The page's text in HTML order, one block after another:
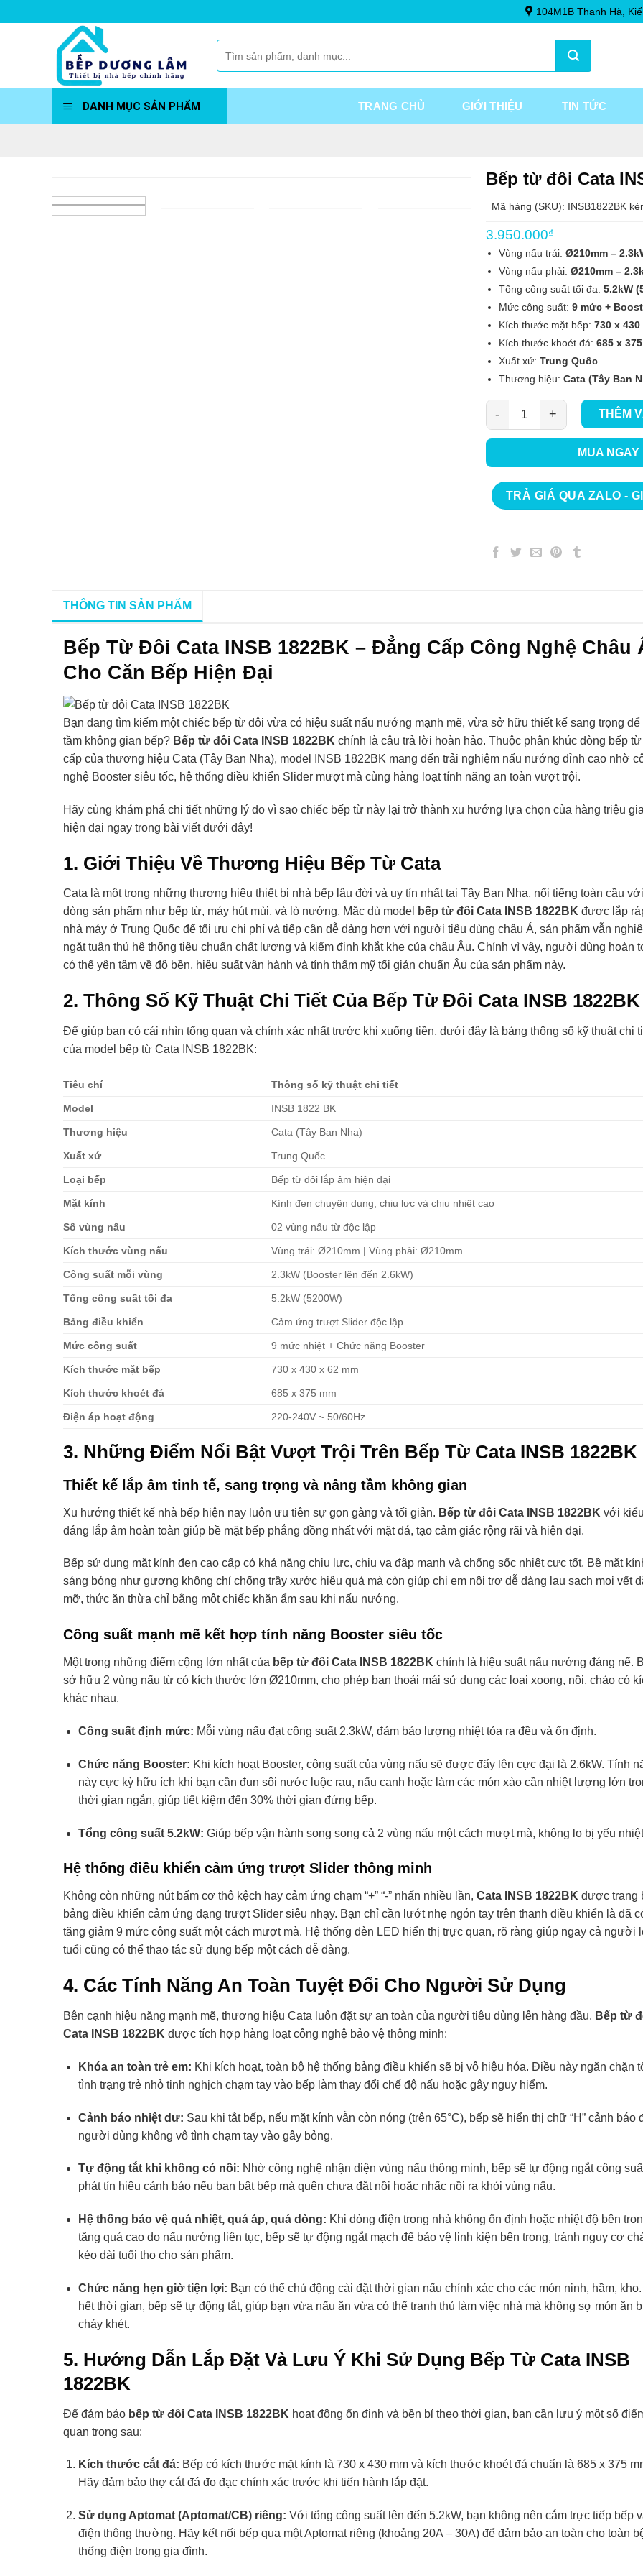
to
104M1B Thanh Hà,
Tìm
kiếm:
DANH MỤC SẢN PHẨM TRANG CHỦ GIỚI THIỆU TIN TỨC
Bếp từ đôi Cata
Mã hàng (SKU): INSB1822BK
3.950.000₫
Vùng nấu trái:Ø210mm –
Vùng nấu phải:Ø210mm –
Tổng công suất tối đa:5.2kW
Mức công suất:9 mức +
Kích thước mặt bếp:730 x 430
Kích thước khoét đá:685 x
Xuất xứ:Trung Quốc
Thương hiệu:Cata (Tây Ban
Bếp từ đôi Cata INSB 1822BK
THÊM
MUA NGAY
TRẢ GIÁ QUA ZALO -
THÔNG TIN SẢN PHẨM
Bếp Từ Đôi Cata INSB 1822BK – Đẳng Cấp Công Nghệ Châu
Cho Căn Bếp Hiện Đại
Bạn đang tìm kiếm một chiếc bếp từ đôi vừa có hiệu suất nấu nướng mạnh mẽ, vừa sở hữu thiết kế sang trọng để
tầm không gian bếp? Bếp từ đôi Cata INSB 1822BK chính là câu trả lời hoàn hảo. Thuộc phân khúc dòng bếp
cấp của thương hiệu Cata (Tây Ban Nha), model INSB 1822BK mang đến trải nghiệm nấu nướng đỉnh cao nhờ
nghệ Booster siêu tốc, hệ thống điều khiển Slider mượt mà cùng hàng loạt tính năng an toàn vượt trội.
Hãy cùng khám phá chi tiết những lý do vì sao chiếc bếp từ này lại trở thành xu hướng lựa chọn của hàng triệu
hiện đại ngay trong bài viết dưới đây!
1. Giới Thiệu Về Thương Hiệu Bếp Từ Cata
Cata là một trong những thương hiệu thiết bị nhà bếp lâu đời và uy tín nhất tại Tây Ban Nha, nổi tiếng toàn cầu
dòng sản phẩm như bếp từ, máy hút mùi, và lò nướng. Mặc dù model
bếp từ đôi Cata INSB 1822BK được lắp
nhà máy ở Trung Quốc để tối ưu chi phí và tiếp cận dễ dàng hơn với người tiêu dùng châu Á, sản phẩm vẫn
ngặt tuân thủ hệ thống tiêu chuẩn chất lượng và kiểm định khắt khe của châu Âu. Chính vì vậy, người dùng hoàn
có thể yên tâm về độ bền, hiệu suất vận hành và tính thẩm mỹ tối giản chuẩn Âu của sản phẩm này.
2. Thông Số Kỹ Thuật Chi Tiết Của Bếp Từ Đôi Cata INSB 1822BK
Để giúp bạn có cái nhìn tổng quan và chính xác nhất trước khi xuống tiền, dưới đây là bảng thông số kỹ thuật chi
của model bếp từ Cata INSB 1822BK:
Tiêu chí Thông số kỹ thuật chi tiết
Model INSB 1822 BK
Thương hiệu Cata (Tây Ban Nha)
Xuất xứ Trung Quốc
Loại bếp Bếp từ đôi lắp âm hiện đại
Mặt kính Kính đen chuyên dụng, chịu lực và chịu nhiệt cao
Số vùng nấu 02 vùng nấu từ độc lập
Kích thước vùng nấu Vùng trái: Ø210mm | Vùng phải: Ø210mm
Công suất mỗi vùng 2.3kW (Booster lên đến 2.6kW)
Tổng công suất tối đa 5.2kW (5200W)
Bảng điều khiển Cảm ứng trượt Slider độc lập
Mức công suất 9 mức nhiệt + Chức năng Booster
Kích thước mặt bếp 730 x 430 x 62 mm
Kích thước khoét đá 685 x 375 mm
Điện áp hoạt động 220-240V ~ 50/60Hz
3. Những Điểm Nổi Bật Vượt Trội Trên Bếp Từ Cata INSB 1822BK
Thiết kế lắp âm tinh tế, sang trọng và nâng tầm không gian
Xu hướng thiết kế nhà bếp hiện nay luôn ưu tiên sự gọn gàng và tối giản. Bếp từ đôi Cata INSB 1822BK với kiểu
dáng lắp âm hoàn toàn giúp bề mặt bếp phẳng đồng nhất với mặt đá, tạo cảm giác rộng rãi và hiện đại.
Bếp sử dụng mặt kính đen cao cấp có khả năng chịu lực, chịu va đập mạnh và chống sốc nhiệt cực tốt. Bề mặt
sáng bóng như gương không chỉ chống trầy xước hiệu quả mà còn giúp chị em nội trợ dễ dàng lau sạch mọi vết
mỡ, thức ăn thừa chỉ bằng một chiếc khăn ẩm sau khi nấu nướng.
Công suất mạnh mẽ kết hợp tính năng Booster siêu tốc
Một trong những điểm cộng lớn nhất của bếp từ đôi Cata INSB 1822BK chính là hiệu suất nấu nướng đáng nể.
sở hữu 2 vùng nấu từ có kích thước lớn Ø210mm, cho phép bạn thoải mái sử dụng các loại xoong, nồi, chảo có
khác nhau.
Công suất định mức: Mỗi vùng nấu đạt công suất 2.3kW, đảm bảo lượng nhiệt tỏa ra đều và ổn định.
Chức năng Booster: Khi kích hoạt Booster, công suất của vùng nấu sẽ được đẩy lên cực đại là 2.6kW. Tính
này cực kỳ hữu ích khi bạn cần đun sôi nước luộc rau, nấu canh hoặc làm các món xào cần nhiệt lượng lớn
thời gian ngắn, giúp tiết kiệm đến 30% thời gian đứng bếp.
Tổng công suất 5.2kW: Giúp bếp vận hành song song cả 2 vùng nấu một cách mượt mà, không lo bị yếu
Hệ thống điều khiển cảm ứng trượt Slider thông minh
Không còn những nút bấm cơ thô kệch hay cảm ứng chạm “+” “-” nhấn nhiều lần, Cata INSB 1822BK được trang
bảng điều khiển cảm ứng dạng trượt Slider siêu nhạy. Bạn chỉ cần lướt nhẹ ngón tay trên thanh điều khiển là đã
tăng giảm 9 mức công suất một cách mượt mà. Hệ thống đèn LED hiển thị trực quan, rõ ràng giúp ngay cả người
tuổi cũng có thể thao tác sử dụng bếp một cách dễ dàng.
4. Các Tính Năng An Toàn Tuyệt Đối Cho Người Sử Dụng
Bên cạnh hiệu năng mạnh mẽ, thương hiệu Cata luôn đặt sự an toàn của người tiêu dùng lên hàng đầu. Bếp từ
Cata INSB 1822BK được tích hợp hàng loạt công nghệ bảo vệ thông minh:
Khóa an toàn trẻ em: Khi kích hoạt, toàn bộ hệ thống bảng điều khiển sẽ bị vô hiệu hóa. Điều này ngăn chặn
tình trạng trẻ nhỏ tinh nghịch chạm tay vào bếp làm thay đổi chế độ nấu hoặc gây nguy hiểm.
Cảnh báo nhiệt dư: Sau khi tắt bếp, nếu mặt kính vẫn còn nóng (trên 65°C), bếp sẽ hiển thị chữ “H” cảnh báo
người dùng không vô tình chạm tay vào gây bỏng.
Tự động tắt khi không có nồi: Nhờ công nghệ nhận diện vùng nấu thông minh, bếp sẽ tự động ngắt công
phát tín hiệu cảnh báo nếu bạn bật bếp mà quên chưa đặt nồi hoặc nhấc nồi ra khỏi vùng nấu.
Hệ thống bảo vệ quá nhiệt, quá áp, quá dòng: Khi dòng điện trong nhà không ổn định hoặc nhiệt độ bên
tăng quá cao do nấu nướng liên tục, bếp sẽ tự động ngắt mạch để bảo vệ linh kiện bên trong, tránh nguy cơ
kéo dài tuổi thọ cho sản phẩm.
Chức năng hẹn giờ tiện lợi: Bạn có thể chủ động cài đặt thời gian nấu chính xác cho các món ninh, hầm,
hết thời gian, bếp sẽ tự động tắt, giúp bạn vừa nấu ăn vừa có thể tranh thủ làm việc nhà mà không sợ món ăn
cháy khét.
5. Hướng Dẫn Lắp Đặt Và Lưu Ý Khi Sử Dụng Bếp Từ Cata INSB
1822BK
Để đảm bảo bếp từ đôi Cata INSB 1822BK hoạt động ổn định và bền bỉ theo thời gian, bạn cần lưu ý một số
quan trọng sau:
Kích thước cắt đá: Bếp có kích thước mặt kính là 730 x 430 mm và kích thước khoét đá chuẩn là 685 x 375
Hãy đảm bảo thợ cắt đá đo đạc chính xác trước khi tiến hành lắp đặt.
Sử dụng Aptomat (Aptomat/CB) riêng: Với tổng công suất lên đến 5.2kW, bạn không nên cắm trực tiếp bếp
điện thông thường. Hãy kết nối bếp qua một Aptomat riêng (khoảng 20A – 30A) để đảm bảo an toàn cho toàn
thống điện trong gia đình.